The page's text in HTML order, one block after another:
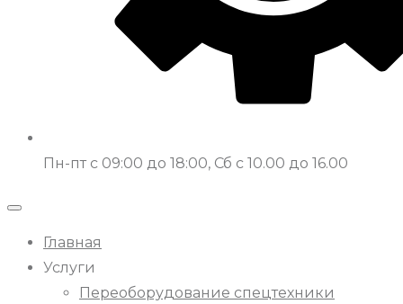
Пн-пт с 09:00 до 18:00, Сб с 10.00 до 16.00
Главная
Услуги
Переоборудование спецтехники